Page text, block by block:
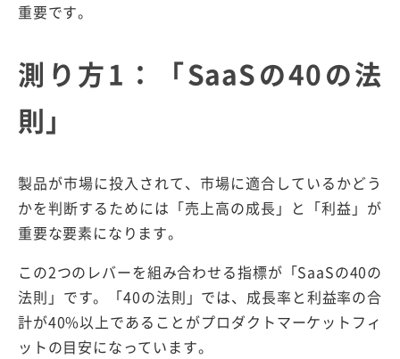
重要です。
測り方1：「SaaSの40の法
則」
製品が市場に投入されて、市場に適合しているかどう
かを判断するためには「売上高の成長」と「利益」が
重要な要素になります。
この2つのレバーを組み合わせる指標が「SaaSの40の
法則」です。「40の法則」では、成長率と利益率の合
計が40%以上であることがプロダクトマーケットフィ
ットの目安になっています。